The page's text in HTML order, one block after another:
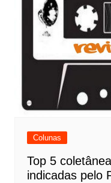
Colunas
Top 5
indicadas pelo